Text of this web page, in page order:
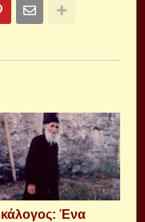
Ένα